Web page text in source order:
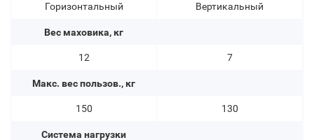
Горизонтальный
Вес маховика, кг
12
Макс. вес пользов., кг
150
Система нагрузки
Вертикальный
7
130